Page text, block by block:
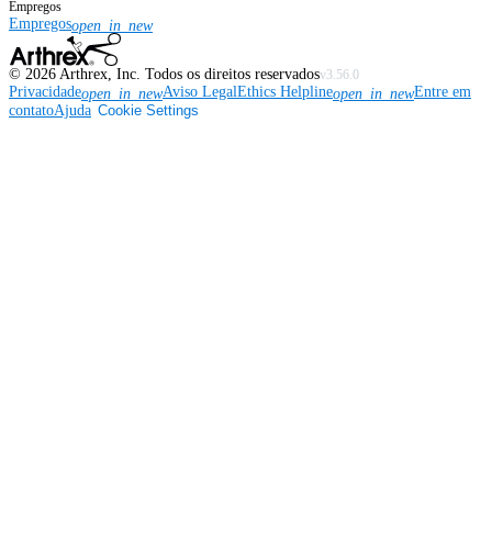
Empregos
Empregosopen_in_new
© 2026 Arthrex, Inc. Todos os direitos reservadosv3.56.0
Privacidadeopen_in_newAviso LegalEthics Helplineopen_in_newEntre em
contatoAjuda Cookie Settings